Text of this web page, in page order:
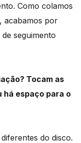
Como colamos
acabamos por
seguimento
Tocam as
há espaço para o
do disco.